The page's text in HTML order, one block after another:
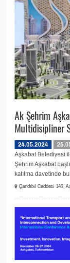
Ak Şehrim
Multidisipliner
24.05.2024
Aşkabat Belediyesi
Şehrim Aşkabat
katılma davetinde
Çandıbil Caddesi 143,